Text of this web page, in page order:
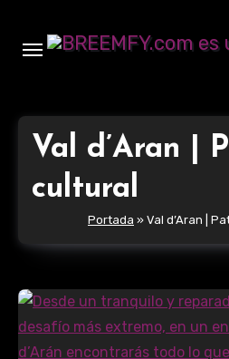
contenido
Val d’Aran |
cultural
Portada » Val d’Aran |